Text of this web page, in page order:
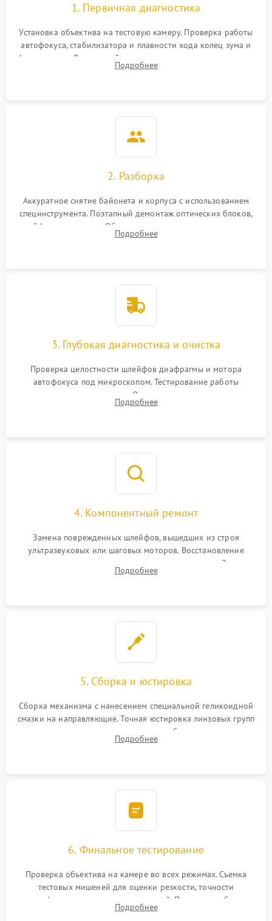
1. Первичная диагностика
Установка объектива на тестовую камеру. Проверка работы
автофокуса, стабилизатора и плавности хода колец зума и
фокусировки. Визуальный осмотр линз на наличие царапин,
грибка, пыли и оценка состояния контактов байонета.
Подробнее
2. Разборка
Аккуратное снятие байонета и корпуса с использованием
специнструмента. Поэтапный демонтаж оптических блоков,
шлейфов и приводов. Обязательная маркировка положения
линзовых групп для сохранения заводской центровки при
Подробнее
3. Глубокая диагностика и очистка
Проверка целостности шлейфов диафрагмы и мотора
автофокуса под микроскопом. Тестирование работы
электромагнитного привода. Очистка оптических элементов
от пыли, следов влаги и грибка спецрастворами без
Подробнее
4. Компонентный ремонт
Замена поврежденных шлейфов, вышедших из строя
ультразвуковых или шаговых моторов. Восстановление
геометрии направляющих при заклинивании зума. Замена
неисправного блока диафрагмы, датчиков положения или
Подробнее
5. Сборка и юстировка
Сборка механизма с нанесением специальной геликоидной
смазки на направляющие. Точная юстировка линзовых групп
программным или механическим способом для устранения
бэк
Подробнее
6. Финальное тестирование
Проверка объектива на камере во всех режимах. Съемка
тестовых мишеней для оценки резкости, точности
автофокуса и отсутствия искажений. Проверка работы
диафрагмы на закрытых значениях и тестирование
Подробнее